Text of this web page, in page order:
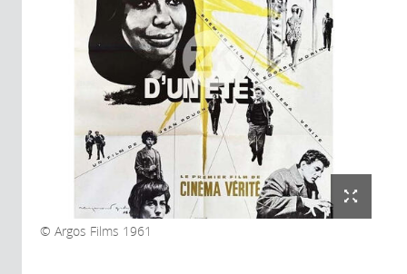
Argos Films 1961